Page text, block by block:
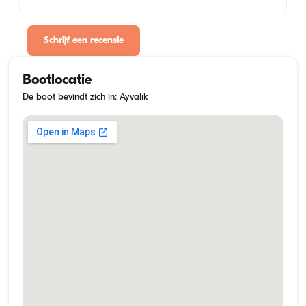
Schrijf een recensie
Bootlocatie
De boot bevindt zich in: Ayvalık